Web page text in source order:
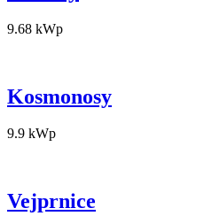
9.68 kWp
Kosmonosy
9.9 kWp
Vejprnice